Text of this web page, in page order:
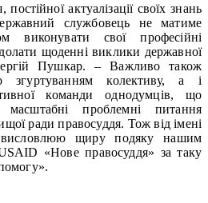
актуалізації своїх знань
службовець не матиме
виконувати свої професійні
щоденні виклики державної
Пушкар. – Важливо також
згуртуванням колективу, а і
команди однодумців, що
масштабні проблемні питання
ради правосуддя. Тож від імені
висловлюю щиру подяку нашим
«Нове правосуддя» за таку